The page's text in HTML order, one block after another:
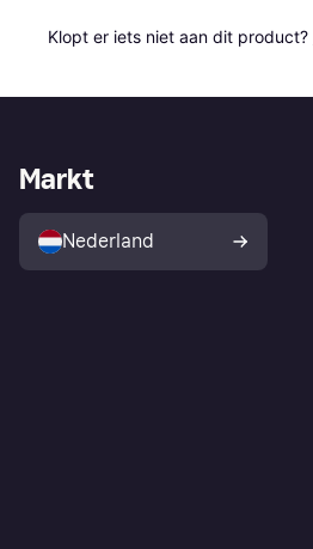
Klopt er iets niet aan dit product?
Markt
Nederland